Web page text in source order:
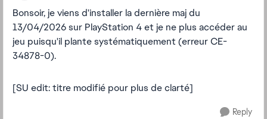
Bonsoir, je viens d'installer la dernière maj du
13/04/2026 sur PlayStation 4 et je ne plus accéder au
jeu puisqu'il plante systématiquement (erreur CE-
34878-0).
[SU edit: titre modifié pour plus de clarté]
Reply